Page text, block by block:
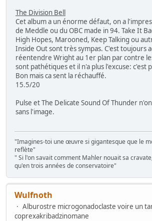
The Division Bell
Cet album a un énorme défaut, on a
de Meddle ou du OBC made in 94. Take It
High Hopes, Marooned, Keep Talking ou
Inside Out sont très sympas. C'est toujours
réentendre Wright au 1er plan par contre
sont pathétiques et il n'a plus l'excuse: c'est
Bon mais ca sent la réchauffé.
15.5/20
Pulse et The Delicate Sound Of Thunder
sans l'image.
"Imagines-toi une œuvre si gigantesque que le
reflète"
" Si l'on savait comment Mahler nouait sa
qu'en trois années de conservatoire"
Wulfnoth
Alburostre microgonadoclaste voire un
coprexakribadzinomane